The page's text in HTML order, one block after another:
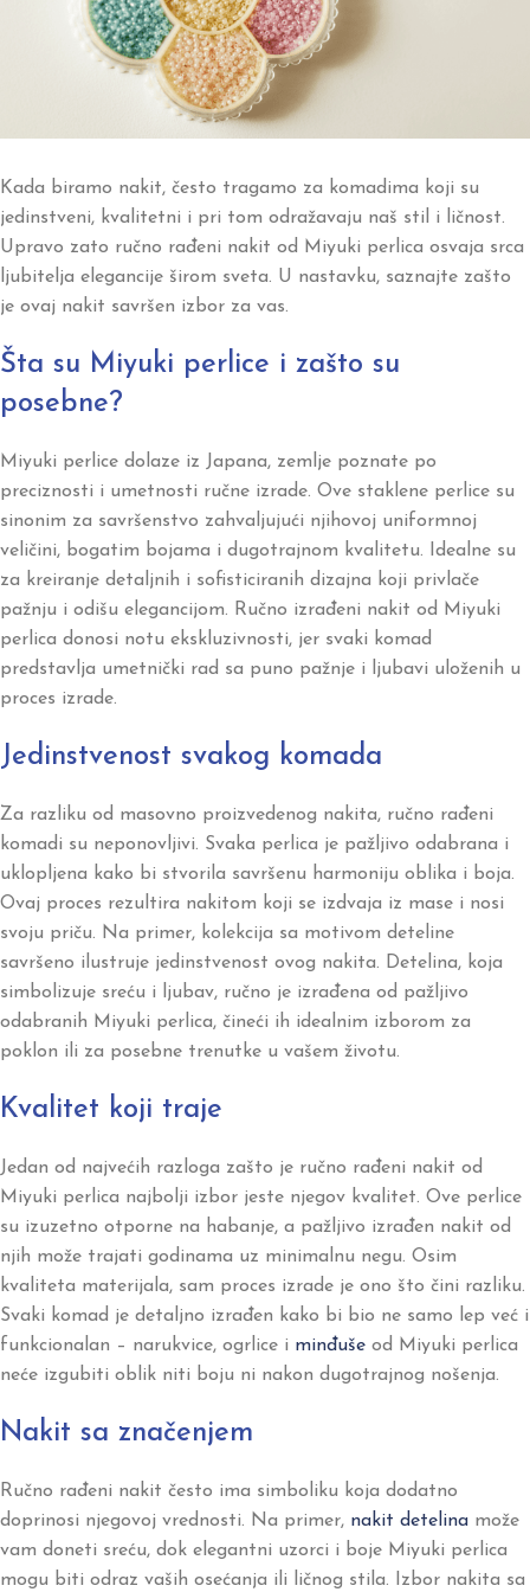
Kada biramo nakit, često tragamo za komadima koji su
jedinstveni, kvalitetni i pri tom odražavaju naš stil i ličnost.
Upravo zato ručno rađeni nakit od Miyuki perlica osvaja srca
ljubitelja elegancije širom sveta. U nastavku, saznajte zašto
je ovaj nakit savršen izbor za vas.
Šta su Miyuki perlice i zašto su
posebne?
Miyuki perlice dolaze iz Japana, zemlje poznate po
preciznosti i umetnosti ručne izrade. Ove staklene perlice su
sinonim za savršenstvo zahvaljujući njihovoj uniformnoj
veličini, bogatim bojama i dugotrajnom kvalitetu. Idealne su
za kreiranje detaljnih i sofisticiranih dizajna koji privlače
pažnju i odišu elegancijom. Ručno izrađeni nakit od Miyuki
perlica donosi notu ekskluzivnosti, jer svaki komad
predstavlja umetnički rad sa puno pažnje i ljubavi uloženih u
proces izrade.
Jedinstvenost svakog komada
Za razliku od masovno proizvedenog nakita, ručno rađeni
komadi su neponovljivi. Svaka perlica je pažljivo odabrana i
uklopljena kako bi stvorila savršenu harmoniju oblika i boja.
Ovaj proces rezultira nakitom koji se izdvaja iz mase i nosi
svoju priču. Na primer, kolekcija sa motivom deteline
savršeno ilustruje jedinstvenost ovog nakita. Detelina, koja
simbolizuje sreću i ljubav, ručno je izrađena od pažljivo
odabranih Miyuki perlica, čineći ih idealnim izborom za
poklon ili za posebne trenutke u vašem životu.
Kvalitet koji traje
Jedan od najvećih razloga zašto je ručno rađeni nakit od
Miyuki perlica najbolji izbor jeste njegov kvalitet. Ove perlice
su izuzetno otporne na habanje, a pažljivo izrađen nakit od
njih može trajati godinama uz minimalnu negu. Osim
kvaliteta materijala, sam proces izrade je ono što čini razliku.
Svaki komad je detaljno izrađen kako bi bio ne samo lep već i
funkcionalan – narukvice, ogrlice i minđuše od Miyuki perlica
neće izgubiti oblik niti boju ni nakon dugotrajnog nošenja.
Nakit sa značenjem
Ručno rađeni nakit često ima simboliku koja dodatno
doprinosi njegovoj vrednosti. Na primer, nakit detelina može
vam doneti sreću, dok elegantni uzorci i boje Miyuki perlica
mogu biti odraz vaših osećanja ili ličnog stila. Izbor nakita sa